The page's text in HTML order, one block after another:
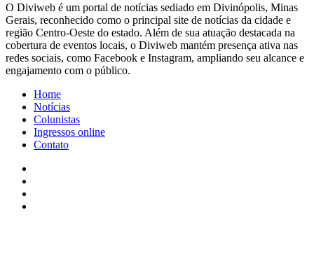
​O Diviweb é um portal de notícias sediado em Divinópolis, Minas
Gerais, reconhecido como o principal site de notícias da cidade e
região Centro-Oeste do estado. Além de sua atuação destacada na
cobertura de eventos locais, o Diviweb mantém presença ativa nas
redes sociais, como Facebook e Instagram, ampliando seu alcance e
engajamento com o público.
Home
Notícias
Colunistas
Ingressos online
Contato